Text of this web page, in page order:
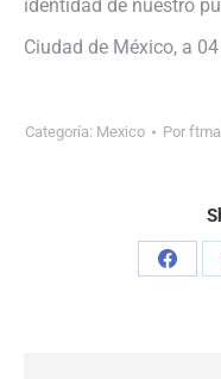
identidad de nuestro
Ciudad de México, a
Categoría: Mexico Por
Share